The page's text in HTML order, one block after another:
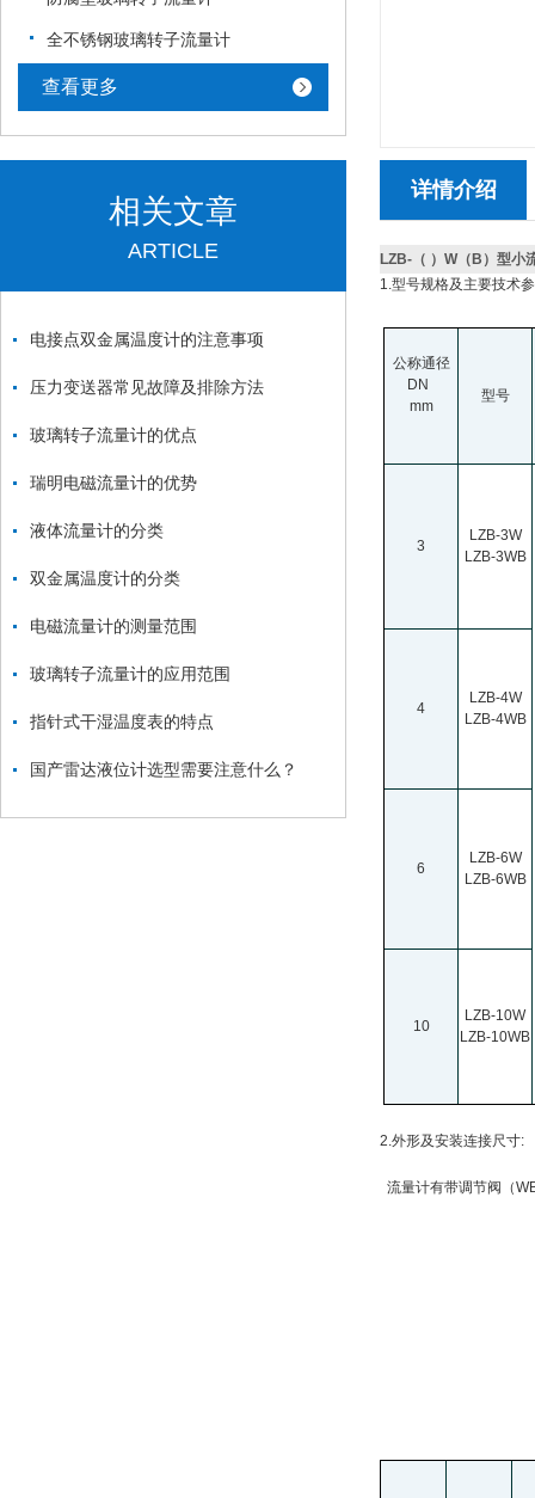
全不锈钢玻璃转子流量计
查看更多
相关文章
ARTICLE
电接点双金属温度计的注意事项
压力变送器常见故障及排除方法
玻璃转子流量计的优点
瑞明电磁流量计的优势
液体流量计的分类
双金属温度计的分类
电磁流量计的测量范围
玻璃转子流量计的应用范围
指针式干湿温度表的特点
国产雷达液位计选型需要注意什么？
详情介绍
LZB-（ ）W（B）型小
1.型号规格及主要技术
公称通径
DN
mm
型号
3
LZB-3W
LZB-3WB
4
LZB-4W
LZB-4WB
6
LZB-6W
LZB-6WB
10
LZB-10W
LZB-10WB
2.外形及安装连接尺寸:
流量计有带调节阀（